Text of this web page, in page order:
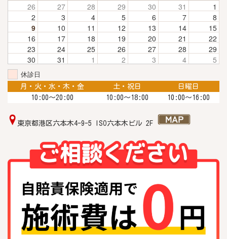
26 27 28 29 30 31
1
2
3 4 5 6 7
8
9
10 11 12 13 14
15
16
17 18 19 20 21
22
23
24 25 26 27 28
29
30
31 1 2 3 4 5
休診日
月・火・水・木・金 土・祝日
日曜日
10:00〜20:00
10:00〜18:00 10:00～16:00
東京都港区六本木4-9-5 ISO六本木ビル 2F